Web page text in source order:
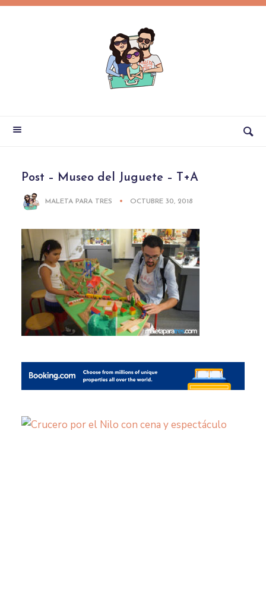
Post – Museo del Juguete – T+A
MALETA PARA TRES OCTUBRE 30, 2018